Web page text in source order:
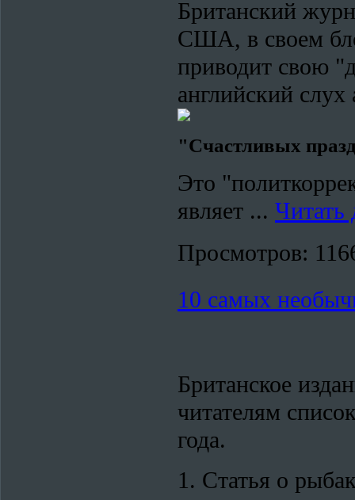
Британский
США, в своем
приводит свою
английский
"Счастливых
Это
являет ... Читать
Просмотров:
10 самых
Британское
читателям
года.
1. Статья о